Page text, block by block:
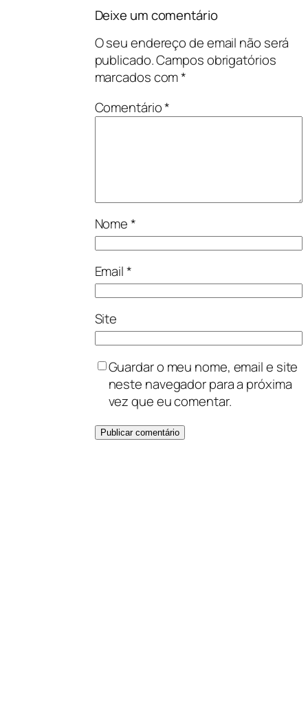
Deixe um comentário
O seu endereço de email não será
publicado.Campos obrigatórios
marcados com*
Comentário*
Nome*
Email*
Site
Guardar o meu nome, email e site
neste navegador para a próxima
vez que eu comentar.